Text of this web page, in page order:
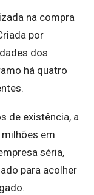
na compra
por
dos
há quatro
de existência, a
em
séria,
para acolher